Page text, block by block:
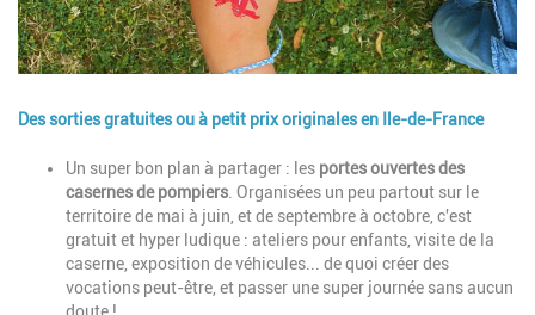
Des sorties gratuites ou à petit prix originales en Ile-de-France
DescriptionUn super bon plan à partager : les portes ouvertes des
casernes de pompiers . Organisées un peu partout sur le
territoire de mai à juin, et de septembre à octobre, c'est
gratuit et hyper ludique : ateliers pour enfants, visite de la
caserne, exposition de véhicules... de quoi créer des
vocations peut-être, et passer une super journée sans aucun